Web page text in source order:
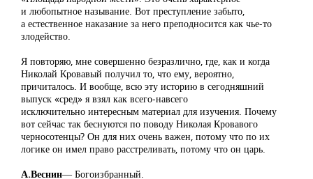
и любопытное называние. Вот преступление забыто,
а естественное наказание за него преподносится как чье-то
злодейство.
Я повторяю, мне совершенно безразлично, где, как и когда
Николай Кровавый получил то, что ему, вероятно,
причиталось. И вообще, всю эту историю в сегодняшний
выпуск «сред» я взял как всего-навсего
исключительно интересным материал для изучения. Почему
вот сейчас так беснуются по поводу Николая Кровавого
черносотенцы? Он для них очень важен, потому что по их
логике он имел право расстреливать, потому что он царь.
А.Веснин― Богоизбранный.